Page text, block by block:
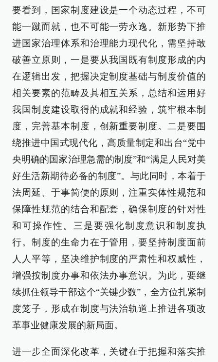
要看到，国家制度建设是一个动态过程，不可
能一蹴而就，也不可能一劳永逸。新形势下推
进国家治理体系和治理能力现代化，需坚持敢
破善立原则，一是要从我国既有制度形成的内
在逻辑出发，把握决定制度基础与制度价值的
相关要素的范畴及其相互关系，总结和运用好
我国制度建设取得的成就和经验，筑牢根本制
度，完善基本制度，创新重要制度。二是要围
绕推进中国式现代化，高质量制定和出台“党中
央明确的国家治理急需的制度”和“满足人民对美
好生活新期待必备的制度”。与此同时，本着于
法周延、于事简便的原则，注重实体性规范和
保障性规范的结合和配套，确保制度的针对性
和可操作性。三是要强化制度意识和制度执
行。制度的生命力在于管用，要坚持制度面前
人人平等，坚决维护制度的严肃性和权威性，
增强按制度办事和依法办事意识。为此，要继
续抓住领导干部这个“关键少数”，全方位扎紧制
度笼子，形成在制度与法治轨道上推进各项改
革事业健康发展的新局面。
进一步全面深化改革，关键在于把握和落实推